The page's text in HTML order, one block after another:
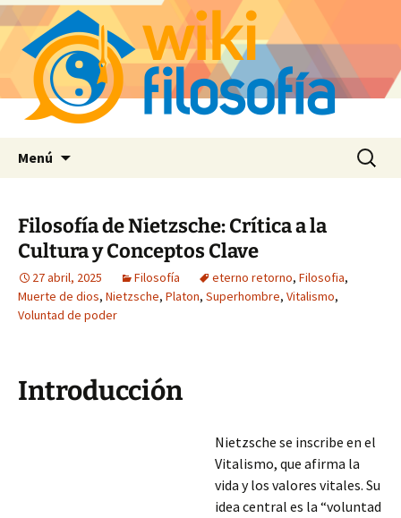
Menú Buscar:
Filosofía de Nietzsche: Crítica a la
Cultura y Conceptos Clave
27 abril, 2025 Filosofía eterno retorno, Filosofia,
Muerte de dios, Nietzsche, Platon, Superhombre, Vitalismo,
Voluntad de poder
Introducción
Nietzsche se inscribe en el
Vitalismo, que afirma la
vida y los valores vitales. Su
idea central es la “voluntad